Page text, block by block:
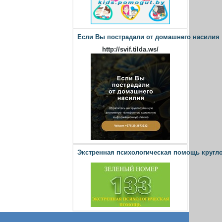
Если Вы пострадали от домашнего насилия
http://svif.tilda.ws/
Экстренная психологическая помощь